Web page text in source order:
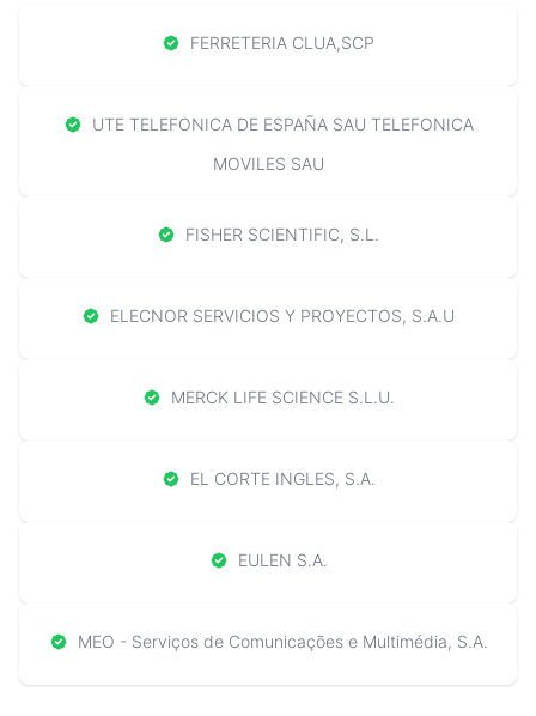
FERRETERIA CLUA,SCP
UTE TELEFONICA DE ESPAÑA SAU TELEFONICA
MOVILES SAU
FISHER SCIENTIFIC, S.L.
ELECNOR SERVICIOS Y PROYECTOS, S.A.U
MERCK LIFE SCIENCE S.L.U.
EL CORTE INGLES, S.A.
EULEN S.A.
MEO - Serviços de Comunicações e Multimédia, S.A.